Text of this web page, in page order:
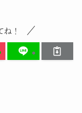
！